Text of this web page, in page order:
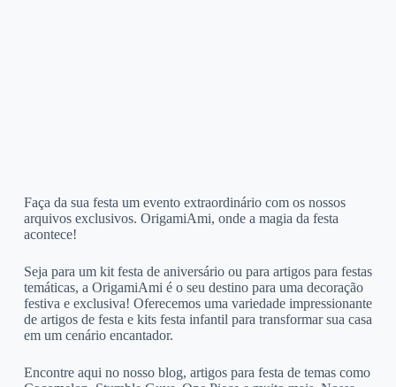
Faça da sua festa um evento extraordinário com os nossos
arquivos exclusivos. OrigamiAmi, onde a magia da festa
acontece!
Seja para um kit festa de aniversário ou para artigos para festas
temáticas, a OrigamiAmi é o seu destino para uma decoração
festiva e exclusiva! Oferecemos uma variedade impressionante
de artigos de festa e kits festa infantil para transformar sua casa
em um cenário encantador.
Encontre aqui no nosso blog, artigos para festa de temas como